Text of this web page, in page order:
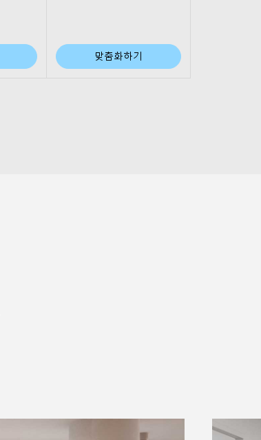
맞춤화하기